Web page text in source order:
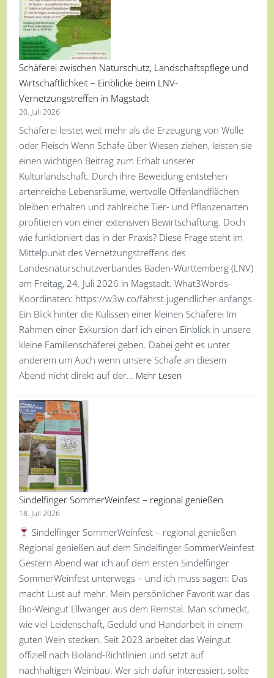
Schäferei zwischen Naturschutz, Landschaftspflege und
Wirtschaftlichkeit – Einblicke beim LNV-
Vernetzungstreffen in Magstadt
20. Juli 2026
Schäferei leistet weit mehr als die Erzeugung von Wolle
oder Fleisch Wenn Schafe über Wiesen ziehen, leisten sie
einen wichtigen Beitrag zum Erhalt unserer
Kulturlandschaft. Durch ihre Beweidung entstehen
artenreiche Lebensräume, wertvolle Offenlandflächen
bleiben erhalten und zahlreiche Tier- und Pflanzenarten
profitieren von einer extensiven Bewirtschaftung. Doch
wie funktioniert das in der Praxis? Diese Frage steht im
Mittelpunkt des Vernetzungstreffens des
Landesnaturschutzverbandes Baden-Württemberg (LNV)
am Freitag, 24. Juli 2026 in Magstadt. What3Words-
Koordinaten: https://w3w.co/fährst.jugendlicher.anfangs
Ein Blick hinter die Kulissen einer kleinen Schäferei Im
Rahmen einer Exkursion darf ich einen Einblick in unsere
kleine Familienschäferei geben. Dabei geht es unter
anderem um Auch wenn unsere Schafe an diesem
Abend nicht direkt auf der… Mehr Lesen
Sindelfinger SommerWeinfest – regional genießen
18. Juli 2026
Sindelfinger SommerWeinfest – regional genießen
Regional genießen auf dem Sindelfinger SommerWeinfest
Gestern Abend war ich auf dem ersten Sindelfinger
SommerWeinfest unterwegs – und ich muss sagen: Das
macht Lust auf mehr. Mein persönlicher Favorit war das
Bio-Weingut Ellwanger aus dem Remstal. Man schmeckt,
wie viel Leidenschaft, Geduld und Handarbeit in einem
guten Wein stecken. Seit 2023 arbeitet das Weingut
offiziell nach Bioland-Richtlinien und setzt auf
nachhaltigen Weinbau. Wer sich dafür interessiert, sollte